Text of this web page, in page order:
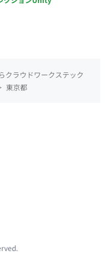
クラウドワークステック
東京都